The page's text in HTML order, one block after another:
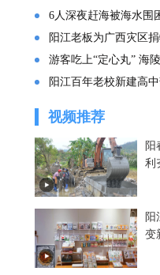
6人深夜赶海被海水围
阳江老板为广西灾区捐物
游客吃上“定心丸” 海
阳江百年老校新建高中部
视频推荐
阳
利
阳
变